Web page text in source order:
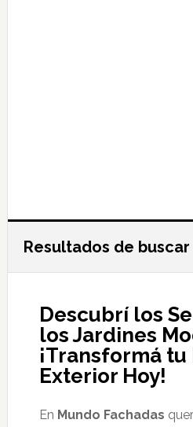
Resultados de buscar
Descubrí los
los Jardines
¡Transformá tu
Exterior Hoy!
En Mundo Fachadas